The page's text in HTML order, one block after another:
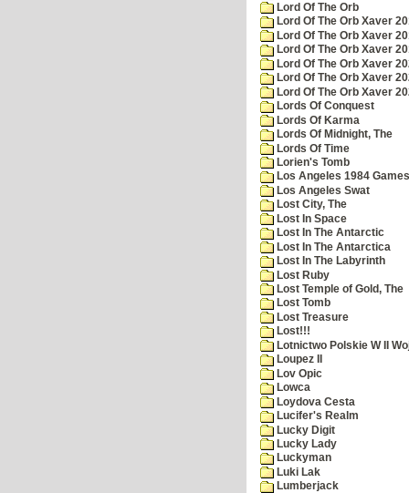
Lord Of The Orb
Lord Of The Orb Xaver
Lord Of The Orb Xaver
Lord Of The Orb Xaver
Lord Of The Orb Xaver
Lord Of The Orb Xaver
Lord Of The Orb Xaver
Lords Of Conquest
Lords Of Karma
Lords Of Midnight, The
Lords Of Time
Lorien's Tomb
Los Angeles 1984 Games
Los Angeles Swat
Lost City, The
Lost In Space
Lost In The Antarctic
Lost In The Antarctica
Lost In The Labyrinth
Lost Ruby
Lost Temple of Gold, The
Lost Tomb
Lost Treasure
Lost!!!
Lotnictwo Polskie W II
Loupez II
Lov Opic
Lowca
Loydova Cesta
Lucifer's Realm
Lucky Digit
Lucky Lady
Luckyman
Luki Lak
Lumberjack